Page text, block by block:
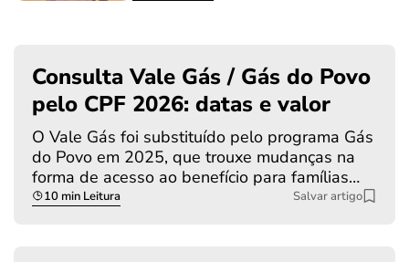
Consulta Vale Gás / Gás do Povo
pelo CPF 2026: datas e valor
O Vale Gás foi substituído pelo programa Gás
do Povo em 2025, que trouxe mudanças na
forma de acesso ao benefício para famílias…
10 min Leitura Salvar artigo